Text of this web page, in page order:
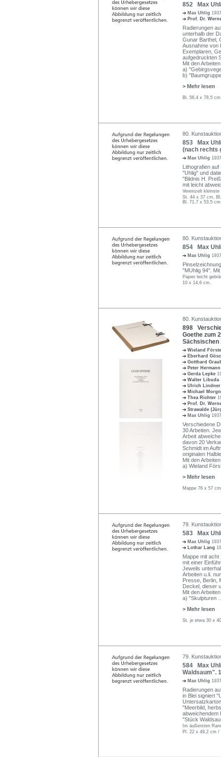
852 Max
Max Uhlig
Prof. Dr.
Radierungen
unterhalb der
Gunar Barthel,
Ausnahme von
Exemplaren,
aufgedruckten
Mit den
a)
b)
> Mehr lesen
Bl. 56,4 x 78,5
80.
853 Max
(nach rechts
Max Uhlig
Lithografien
"Uhlig" und
"Bildnis H.
mit leicht
Vereinzelt kleinste
St. 44 x 37 cm,
Bl. 71,7 x 53,5
80.
854 Max
Max Uhlig
"MUhlig 94".
Papier leicht
10 x 14,6 cm.
80.
898
Goethe zum
Sächsischen
Wieland
Eberhard
Gotthard
Peter
Gerda Lepke
Walter Libuda
Ulrich
Michael
Thea Richter
Prof. Dr.
Strawalde
Max Uhlig
Verschiedene
30 Arbeiten.
Arbeit
davon 20
Schmidt im
originalen
Mit den
a) Wieland
> Mehr lesen
Mappe 76 x 57
79.
583 Max
Max Uhlig
Lothar Lang
Mappe mit acht
mit einer
Jeweils
Arbeiten u.li.
Presse, Berlin,
Deckel, dieser
Mit den
a) "Skulpturen
> Mehr lesen
St. je etwa 30 x
79.
584 Max
Waldsaum".
Max Uhlig
Radierungen
in Blei signiert
"Meerbild,
abweichendem
"Stück
Im äußersten
Pl. 22 x 49,2 cm